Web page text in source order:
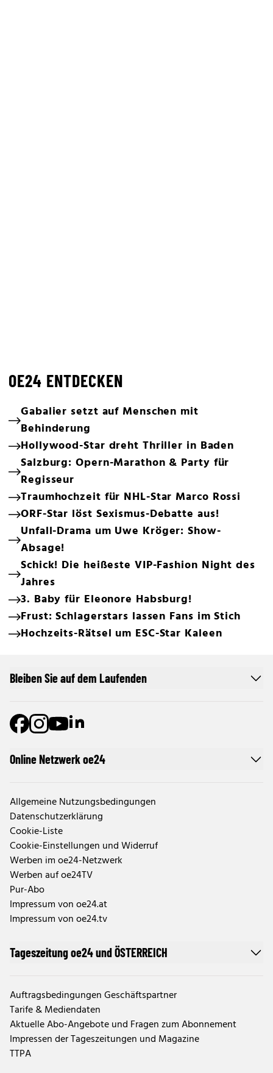
OE24 ENTDECKEN
Gabalier setzt auf Menschen mit
Behinderung
Hollywood-Star dreht Thriller in Baden
Salzburg: Opern-Marathon & Party für
Regisseur
Traumhochzeit für NHL-Star Marco Rossi
ORF-Star löst Sexismus-Debatte aus!
Unfall-Drama um Uwe Kröger: Show-
Absage!
Schick! Die heißeste VIP-Fashion Night des
Jahres
3. Baby für Eleonore Habsburg!
Frust: Schlagerstars lassen Fans im Stich
Hochzeits-Rätsel um ESC-Star Kaleen
Online Netzwerk oe24
Allgemeine Nutzungsbedingungen
Datenschutzerklärung
Cookie-Liste
Cookie-Einstellungen und Widerruf
Werben im oe24-Netzwerk
Werben auf oe24TV
Pur-Abo
Impressum von oe24.at
Impressum von oe24.tv
Tageszeitung oe24 und ÖSTERREICH
Auftragsbedingungen Geschäftspartner
Tarife & Mediendaten
Aktuelle Abo-Angebote und Fragen zum Abonnement
Impressen der Tageszeitungen und Magazine
TTPA
Bleiben Sie auf dem Laufenden